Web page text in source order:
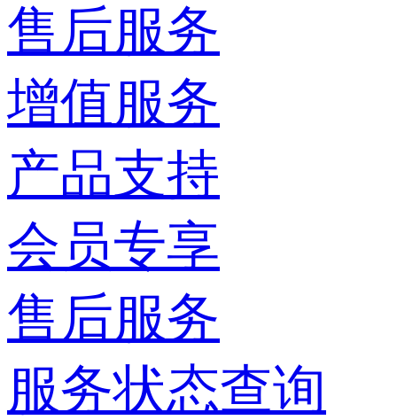
售后服务
增值服务
产品支持
会员专享
售后服务
服务状态查询